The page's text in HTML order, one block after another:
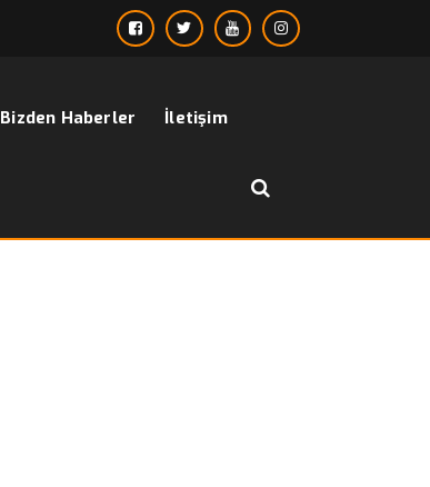
Bizden Haberler İletişim